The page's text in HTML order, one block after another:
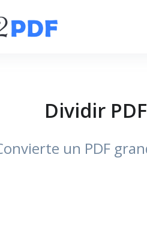
Dividir
un PDF